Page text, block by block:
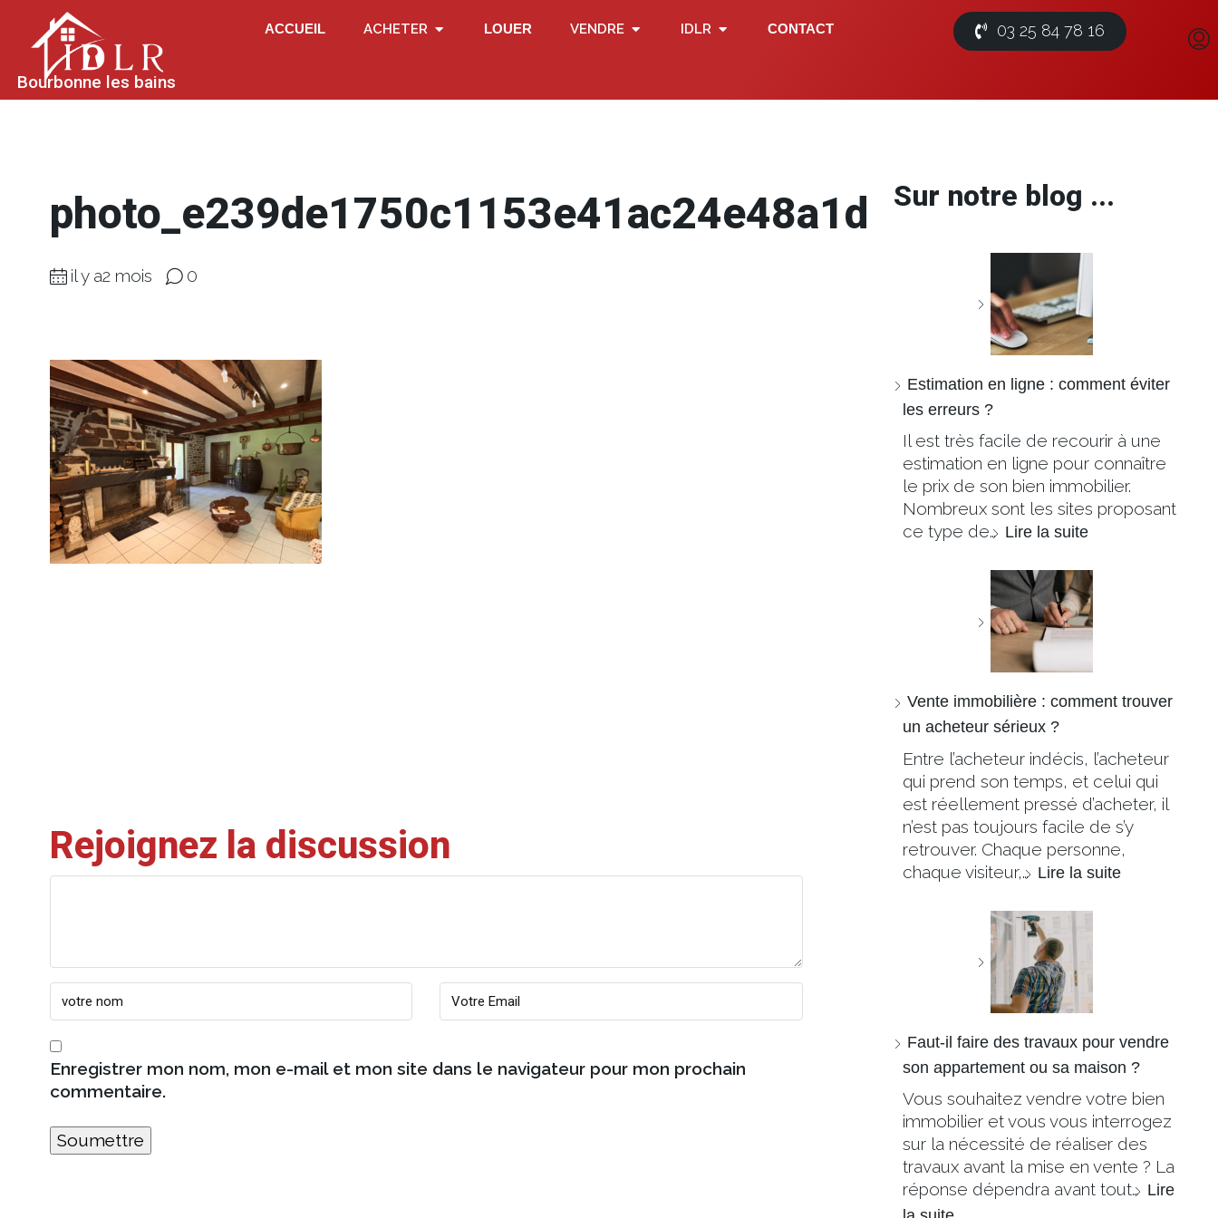
Bourbonne les bains
ACCUEIL ACHETER LOUER VENDRE IDLR CONTACT 03 25 84 78 16
photo_e239de1750c1153e41ac24e48a1d8432
il y a2 mois 0
Rejoignez la discussion
Enregistrer mon nom, mon e-mail et mon site dans le navigateur pour mon prochain
commentaire.
Sur notre blog ...
Estimation en ligne : comment éviter
les erreurs ?
Il est très facile de recourir à une
estimation en ligne pour connaître
le prix de son bien immobilier.
Nombreux sont les sites proposant
ce type de… Lire la suite
Vente immobilière : comment trouver
un acheteur sérieux ?
Entre l’acheteur indécis, l’acheteur
qui prend son temps, et celui qui
est réellement pressé d’acheter, il
n’est pas toujours facile de s’y
retrouver. Chaque personne,
chaque visiteur,… Lire la suite
Faut-il faire des travaux pour vendre
son appartement ou sa maison ?
Vous souhaitez vendre votre bien
immobilier et vous vous interrogez
sur la nécessité de réaliser des
travaux avant la mise en vente ? La
réponse dépendra avant tout… Lire